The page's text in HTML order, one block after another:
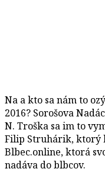
Na a kto sa nám to
2016? Sorošova
N. Troška sa im to
Filip Struhárik, ktorý
Blbec.online, ktorá
nadáva do blbcov.